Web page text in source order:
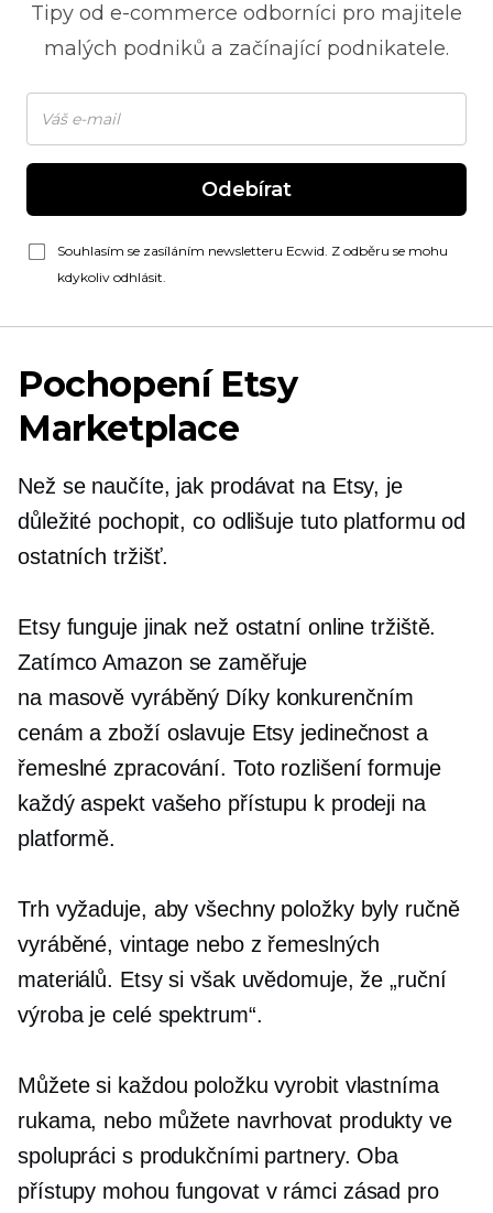
Tipy od e-commerce odborníci pro majitele
malých podniků a začínající podnikatele.
Odebírat
Souhlasím se zasíláním newsletteru Ecwid. Z odběru se mohu
kdykoliv odhlásit.
Pochopení Etsy
Marketplace
Než se naučíte, jak prodávat na Etsy, je
důležité pochopit, co odlišuje tuto platformu od
ostatních tržišť.
Etsy funguje jinak než ostatní online tržiště.
Zatímco Amazon se zaměřuje
na masově vyráběný Díky konkurenčním
cenám a zboží oslavuje Etsy jedinečnost a
řemeslné zpracování. Toto rozlišení formuje
každý aspekt vašeho přístupu k prodeji na
platformě.
Trh vyžaduje, aby všechny položky byly ručně
vyráběné, vintage nebo z řemeslných
materiálů. Etsy si však uvědomuje, že „ruční
výroba je celé spektrum“.
Můžete si každou položku vyrobit vlastníma
rukama, nebo můžete navrhovat produkty ve
spolupráci s produkčními partnery. Oba
přístupy mohou fungovat v rámci zásad pro